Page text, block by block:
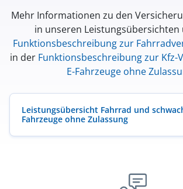
Mehr Informationen zu den
in unseren
Funktionsbeschreibung zur
in der Funktionsbeschreibung zur Kfz-
E-Fahrzeuge ohne
Leistungsübersicht Fahrrad und
Fahrzeuge ohne Zulassung
(öffnet in neuem Fenster)